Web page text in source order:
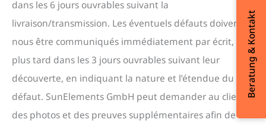
dans les 6 jours ouvrables suivant la
livraison/transmission. Les éventuels défauts doivent
nous être communiqués immédiatement par écrit, au
plus tard dans les 3 jours ouvrables suivant leur
découverte, en indiquant la nature et l’étendue du
défaut. SunElements GmbH peut demander au client
des photos et des preuves supplémentaires afin de
Beratung & Kontakt